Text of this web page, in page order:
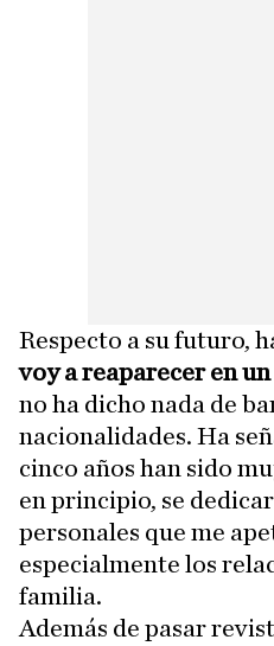
Respecto a su futuro,
voy a reaparecer en
no ha dicho nada de
nacionalidades. Ha
cinco años han sido
en principio, se
personales que me
especialmente los
familia.
Además de pasar